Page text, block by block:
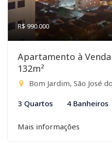
R$ 990.000
Apartamento à
132m²
Bom Jardim, São José
3 Quartos 4 Banheiros
Mais informações